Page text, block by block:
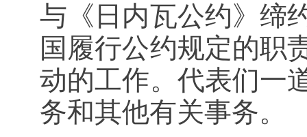
与《日内瓦公约》缔
国履行公约规定的职
动的工作。代表们一
务和其他有关事务。